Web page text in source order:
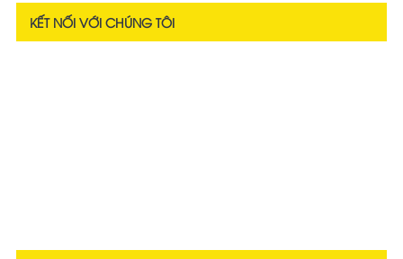
KẾT NỐI VỚI CHÚNG TÔI